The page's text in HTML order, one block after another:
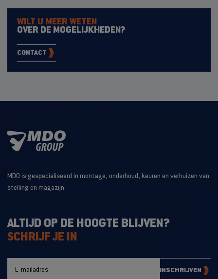
WILT U MEER WETEN
OVER DE MOGELIJKHEDEN?
CONTACT
MDO is gespecialiseerd in montage, onderhoud, keuren en verhuizen van
stelling en magazijn.
ALTIJD OP DE HOOGTE BLIJVEN?
SCHRIJF JE IN
INSCHRIJVEN